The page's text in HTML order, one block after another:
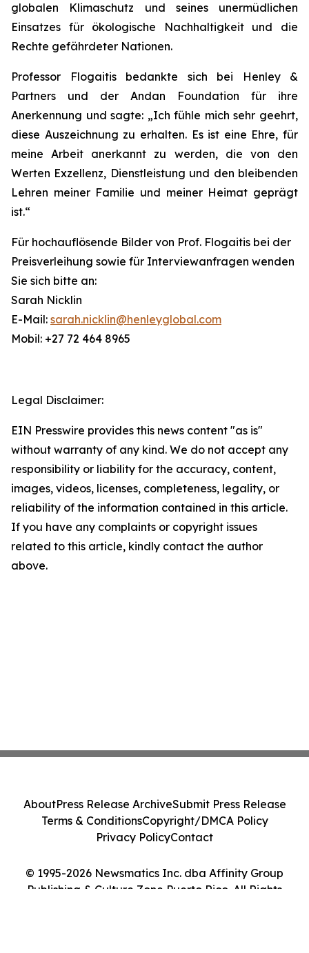
globalen Klimaschutz und seines unermüdlichen
Einsatzes für ökologische Nachhaltigkeit und die
Rechte gefährdeter Nationen.
Professor Flogaitis bedankte sich bei Henley &
Partners und der Andan Foundation für ihre
Anerkennung und sagte: „Ich fühle mich sehr geehrt,
diese Auszeichnung zu erhalten. Es ist eine Ehre, für
meine Arbeit anerkannt zu werden, die von den
Werten Exzellenz, Dienstleistung und den bleibenden
Lehren meiner Familie und meiner Heimat geprägt
ist.“
Für hochauflösende Bilder von Prof. Flogaitis bei der
Preisverleihung sowie für Interviewanfragen wenden
Sie sich bitte an:
Sarah Nicklin
E-Mail: sarah.nicklin@henleyglobal.com
Mobil: +27 72 464 8965
Legal Disclaimer:
EIN Presswire provides this news content "as is"
without warranty of any kind. We do not accept any
responsibility or liability for the accuracy, content,
images, videos, licenses, completeness, legality, or
reliability of the information contained in this article.
If you have any complaints or copyright issues
related to this article, kindly contact the author
above.
© 1995-2026 Newsmatics Inc. dba Affinity Group
Publishing & Culture Zone Puerto Rico. All Rights
AboutPress Release ArchiveSubmit Press Release
Terms & ConditionsCopyright/DMCA Policy
Privacy PolicyContact